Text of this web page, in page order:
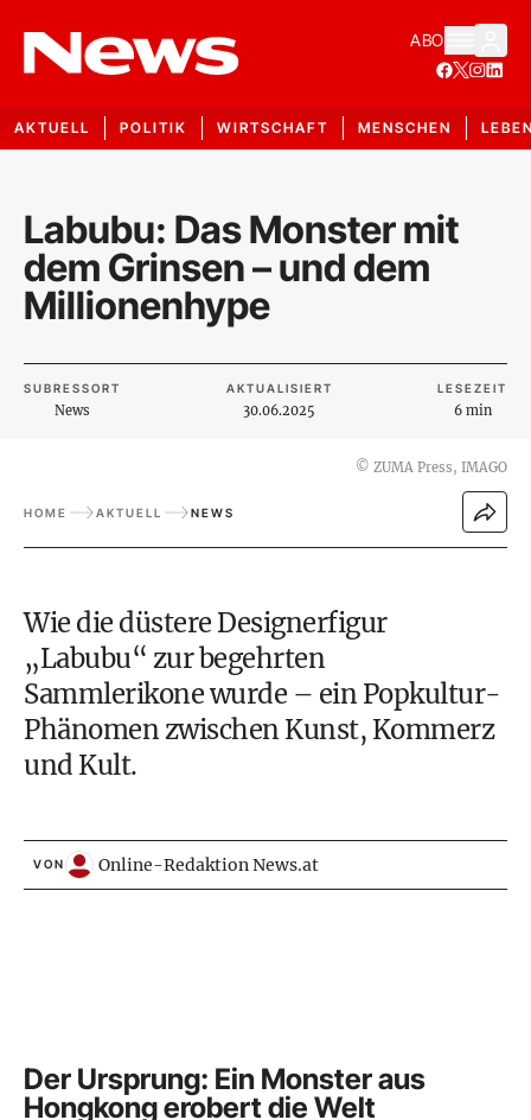
ABO
AKTUELL POLITIK WIRTSCHAFT MENSCHEN
Labubu: Das Monster mit
dem Grinsen – und dem
Millionenhype
SUBRESSORT
News
AKTUALISIERT
30.06.2025
LESEZEIT
6 min
© ZUMA Press, IMAGO
HOME AKTUELL NEWS
Wie die düstere Designerfigur
„Labubu“ zur begehrten
Sammlerikone wurde – ein Popkultur-
Phänomen zwischen Kunst, Kommerz
und Kult.
VON Online-Redaktion News.at
Der Ursprung: Ein Monster aus
Hongkong erobert die Welt